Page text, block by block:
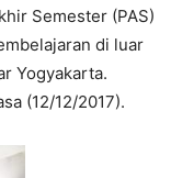
Semester (PAS)
di luar
Yogyakarta.
(12/12/2017).